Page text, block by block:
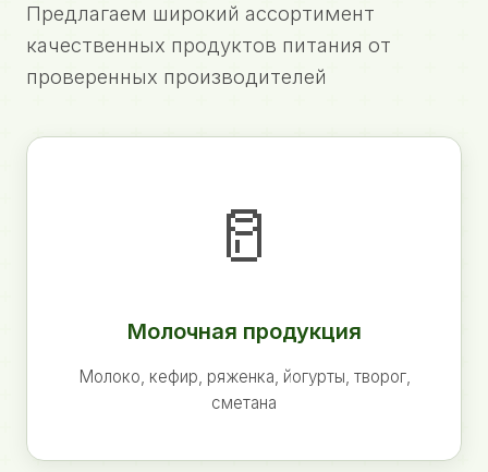
Предлагаем широкий ассортимент
качественных продуктов питания от
проверенных производителей
🥛
Молочная продукция
Молоко, кефир, ряженка, йогурты, творог,
сметана